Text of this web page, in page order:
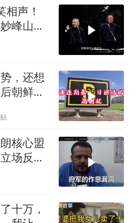
声！
峰山干
，还想
朝鲜如
核心盟
场反
十万，